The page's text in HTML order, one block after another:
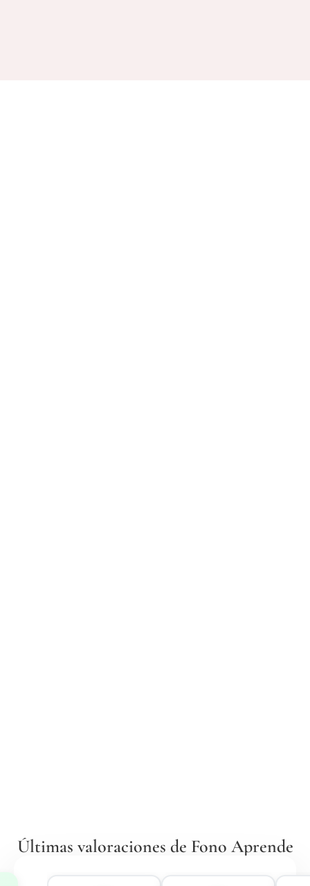
Últimas valoraciones de Fono Aprende